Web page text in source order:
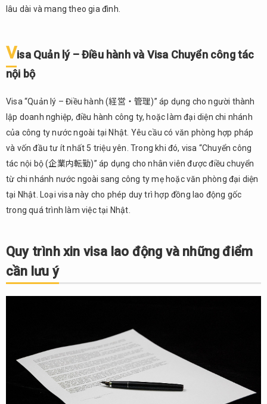
lâu dài và mang theo gia đình.
Visa Quản lý – Điều hành và Visa Chuyển công tác
nội bộ
Visa “Quản lý – Điều hành (経営・管理)” áp dụng cho người thành
lập doanh nghiệp, điều hành công ty, hoặc làm đại diện chi nhánh
của công ty nước ngoài tại Nhật. Yêu cầu có văn phòng hợp pháp
và vốn đầu tư ít nhất 5 triệu yên. Trong khi đó, visa “Chuyển công
tác nội bộ (企業内転勤)” áp dụng cho nhân viên được điều chuyển
từ chi nhánh nước ngoài sang công ty mẹ hoặc văn phòng đại diện
tại Nhật. Loại visa này cho phép duy trì hợp đồng lao động gốc
trong quá trình làm việc tại Nhật.
Quy trình xin visa lao động và những điểm
cần lưu ý